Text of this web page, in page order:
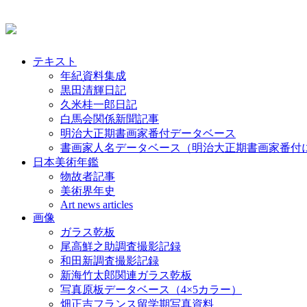
テキスト
年紀資料集成
黒田清輝日記
久米桂一郎日記
白馬会関係新聞記事
明治大正期書画家番付データベース
書画家人名データベース（明治大正期書画家番付
日本美術年鑑
物故者記事
美術界年史
Art news articles
画像
ガラス乾板
尾高鮮之助調査撮影記録
和田新調査撮影記録
新海竹太郎関連ガラス乾板
写真原板データベース（4×5カラー）
畑正吉フランス留学期写真資料